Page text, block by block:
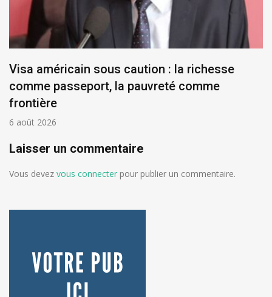
Visa américain sous caution : la richesse
comme passeport, la pauvreté comme
frontière
6 août 2026
Laisser un commentaire
Vous devez vous connecter pour publier un commentaire.